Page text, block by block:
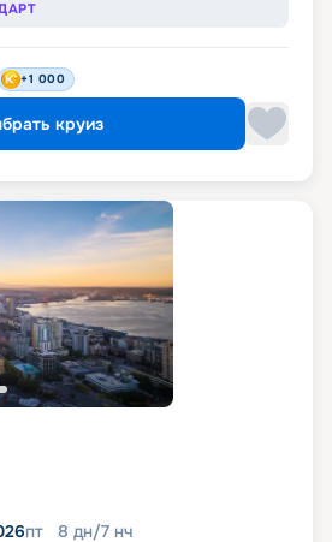
+1 000
круиз
пт 8 дн/7 нч